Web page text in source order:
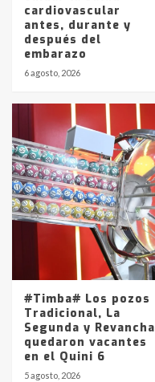
cardiovascular
antes, durante y
después del
embarazo
6 agosto, 2026
#Timba# Los pozos
Tradicional, La
Segunda y Revancha
quedaron vacantes
en el Quini 6
5 agosto, 2026